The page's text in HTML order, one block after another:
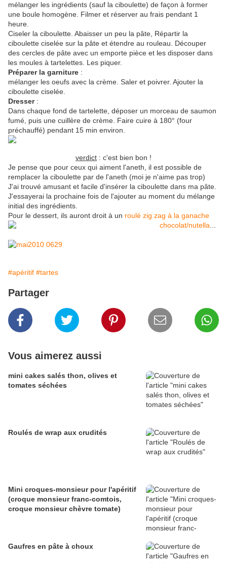
mélanger les ingrédients (sauf la ciboulette) de façon à former
une boule homogène. Filmer et réserver au frais pendant 1
heure.
Ciseler la ciboulette. Abaisser un peu la pâte, Répartir la
ciboulette ciselée sur la pâte et étendre au rouleau. Découper
des cercles de pâte avec un emporte pièce et les disposer dans
les moules à tartelettes. Les piquer.
Préparer la garniture :
mélanger les oeufs avec la crème. Saler et poivrer. Ajouter la
ciboulette ciselée.
Dresser:
Dans chaque fond de tartelette, déposer un morceau de saumon
fumé, puis une cuillère de crème. Faire cuire à 180° (four
préchauffé) pendant 15 min environ.
verdict : c'est bien bon !
Je pense que pour ceux qui aiment l'aneth, il est possible de
remplacer la ciboulette par de l'aneth (moi je n'aime pas trop)
J'ai trouvé amusant et facile d'insérer la ciboulette dans ma pâte.
J'essayerai la prochaine fois de l'ajouter au moment du mélange
initial des ingrédients.
Pour le dessert, ils auront droit à un roulé zig zag à la ganache
chocolat/nutella
#apéritif #tartes
Partager
Vous aimerez aussi
mini cakes salés thon, olives et
tomates séchées
Roulés de wrap aux crudités
Mini croques-monsieur pour l'apéritif
(croque monsieur franc-comtois,
croque monsieur chèvre tomate)
Gaufres en pâte à choux